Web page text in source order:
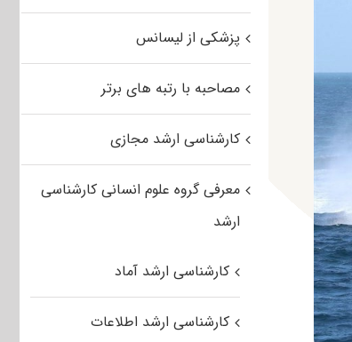
پزشکی از لیسانس
مصاحبه با رتبه های برتر
کارشناسی ارشد مجازی
معرفی گروه علوم انسانی کارشناسی
ارشد
کارشناسی ارشد آماد
کارشناسی ارشد اطلاعات